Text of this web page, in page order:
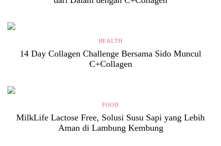
HEALTH
14 Day Collagen Challenge Bersama Sido Muncul
C+Collagen
FOOD
MilkLife Lactose Free, Solusi Susu Sapi yang Lebih
Aman di Lambung Kembung